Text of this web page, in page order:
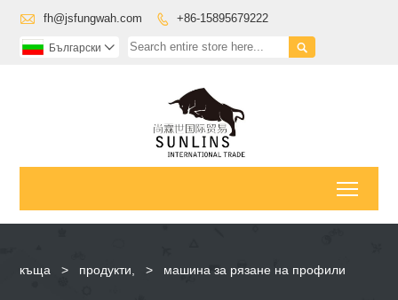
 fh@jsfungwah.com  +86-15895679222

Български 
къща > продукти, > машина за рязане на профили